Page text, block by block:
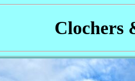
Clochers